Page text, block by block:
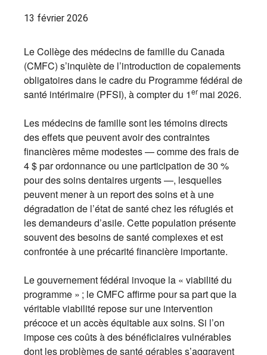
13 février 2026
Le Collège des médecins de famille du Canada
(CMFC) s’inquiète de l’introduction de copaiements
obligatoires dans le cadre du Programme fédéral de
santé intérimaire (PFSI), à compter du 1er mai 2026.
Les médecins de famille sont les témoins directs
des effets que peuvent avoir des contraintes
financières même modestes — comme des frais de
4 $ par ordonnance ou une participation de 30 %
pour des soins dentaires urgents —, lesquelles
peuvent mener à un report des soins et à une
dégradation de l’état de santé chez les réfugiés et
les demandeurs d’asile. Cette population présente
souvent des besoins de santé complexes et est
confrontée à une précarité financière importante.
Le gouvernement fédéral invoque la « viabilité du
programme » ; le CMFC affirme pour sa part que la
véritable viabilité repose sur une intervention
précoce et un accès équitable aux soins. Si l’on
impose ces coûts à des bénéficiaires vulnérables
dont les problèmes de santé gérables s’aggravent